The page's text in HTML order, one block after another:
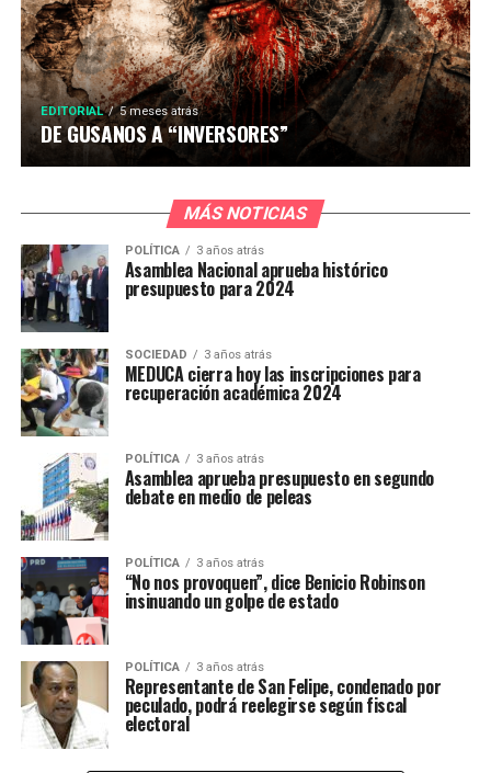
EDITORIAL 5 meses atrás
DE GUSANOS A “INVERSORES”
MÁS NOTICIAS
POLÍTICA 3 años atrás
Asamblea Nacional aprueba histórico
presupuesto para 2024
SOCIEDAD 3 años atrás
MEDUCA cierra hoy las inscripciones para
recuperación académica 2024
POLÍTICA 3 años atrás
Asamblea aprueba presupuesto en segundo
debate en medio de peleas
POLÍTICA 3 años atrás
“No nos provoquen”, dice Benicio Robinson
insinuando un golpe de estado
POLÍTICA 3 años atrás
Representante de San Felipe, condenado por
peculado, podrá reelegirse según fiscal
electoral